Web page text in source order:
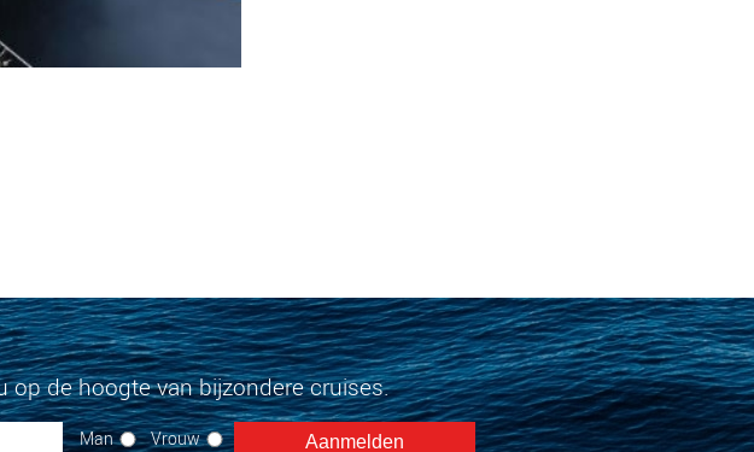
op de hoogte van bijzondere cruises.
Man Vrouw